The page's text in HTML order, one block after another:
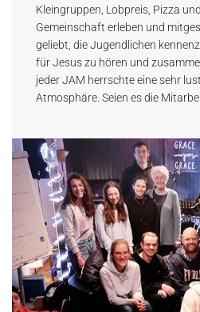
Kleingruppen, Lobpreis, Pizza
Gemeinschaft erleben und
geliebt, die Jugendlichen
für Jesus zu hören und
jeder JAM herrschte eine sehr
Atmosphäre. Seien es die